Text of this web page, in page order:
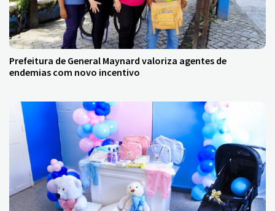
Prefeitura de General Maynard valoriza agentes de
endemias com novo incentivo